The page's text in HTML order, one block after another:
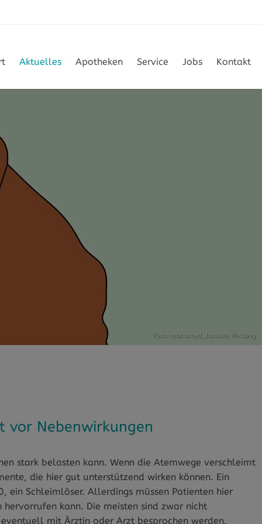
Aktuelles Apotheken Service Jobs Kontakt
Foto: mohamed_hassan, Pixabay
vor Nebenwirkungen
stark belasten kann. Wenn die Atemwege verschleimt
die hier gut unterstützend wirken können. Ein
ein Schleimlöser. Allerdings müssen Patienten hier
kann. Die meisten sind zwar nicht
mit Ärztin oder Arzt besprochen werden.